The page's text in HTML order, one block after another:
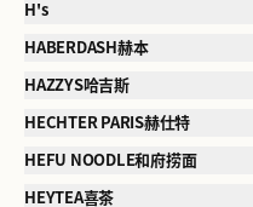
H's
HABERDASH赫本
HAZZYS哈吉斯
HECHTER PARIS赫仕特
HEFU NOODLE和府捞面
HEYTEA喜茶